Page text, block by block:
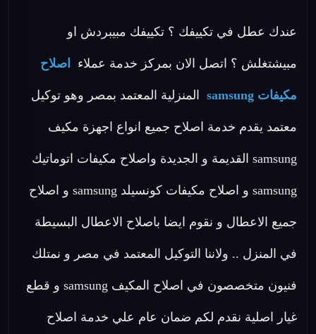
عندك عطل في تكييفك ؟ تكييفك مبيبردش او
مبيشتغلش ؟ اتصل الان بمركز خدمة عملاء اصلاح
مكيفات samsung المنزلية المعتمد بمصر وهو توكيل
معتمد يقدم خدمة اصلاح جميع انواع اجهزة مكيف
samsung القديمة و الجديدة واصلاح مكيفات اتوماتيك
samsung و اصلاح مكيفات كونسيلد samsung و اصلاح
جميع الاعطال و نقوم ايضا باصلاح الاعطال البسيطة
في المنزل .. ولاننا التوكيل المعتمد في مصر و نمتلك
فنيون متخصصون في اصلاح المكيف samsung و قطع
غيار اصلية نقدم لكم ضمان عام علي خدمة اصلاح